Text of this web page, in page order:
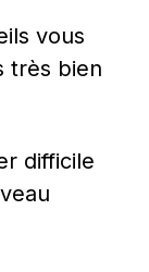
vous
très bien
difficile